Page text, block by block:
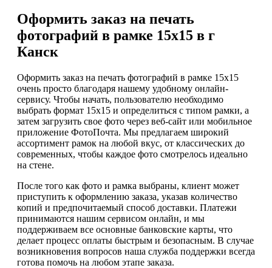
Оформить заказ на печать
фотографий в рамке 15х15 в г
Канск
Оформить заказ на печать фотографий в рамке 15х15
очень просто благодаря нашему удобному онлайн-
сервису. Чтобы начать, пользователю необходимо
выбрать формат 15х15 и определиться с типом рамки, а
затем загрузить свое фото через веб-сайт или мобильное
приложение ФотоПочта. Мы предлагаем широкий
ассортимент рамок на любой вкус, от классических до
современных, чтобы каждое фото смотрелось идеально
на стене.
После того как фото и рамка выбраны, клиент может
приступить к оформлению заказа, указав количество
копий и предпочитаемый способ доставки. Платежи
принимаются нашим сервисом онлайн, и мы
поддерживаем все основные банковские карты, что
делает процесс оплаты быстрым и безопасным. В случае
возникновения вопросов наша служба поддержки всегда
готова помочь на любом этапе заказа.